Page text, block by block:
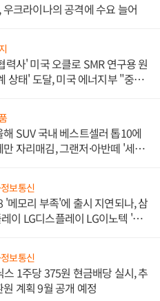
크라이나의 공격에 수요 늘어
력사' 미국 오클로 SMR 연구용 원
상태' 도달, 미국 에너지부 "중요
해 SUV 국내 베스트셀러 톱10에
자리매김, 그랜저·아반떼 '세단
보통신
'메모리 부족'에 출시 지연되나, 삼
이 LG디스플레이 LG이노텍 '탈
보통신
스 1주당 375원 현금배당 실시, 추
계획 9월 공개 예정